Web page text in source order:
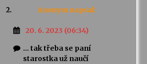
Anonym napsal:
20. 6. 2023 (06:34)
… tak třeba se paní
starostka už naučí